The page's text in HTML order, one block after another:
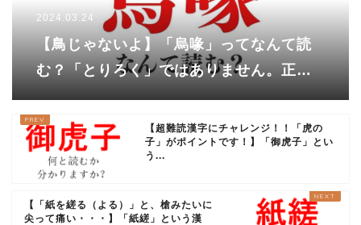
2024.03.24
【鳥じゃないよ】「烏喙」ってなんて読
む？「とりろく」ではありません。正解
は……？
【超難読漢字にチャレンジ！！「虎の
子」がポイントです！】「御虎子」とい
う...
【「紙を縒る（よる）」と、槍みたいに
尖って痛い・・・】「紙縒」という漢